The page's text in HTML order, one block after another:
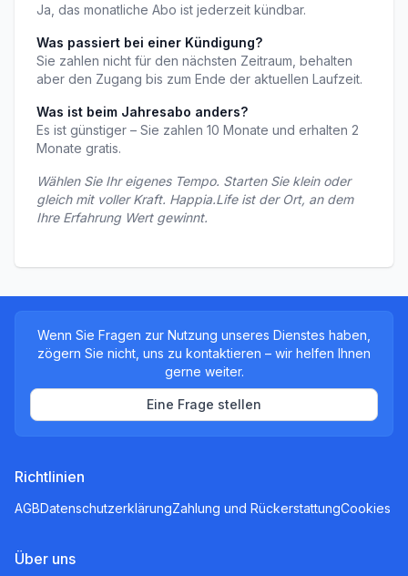
Ja, das monatliche Abo ist jederzeit kündbar.
Was passiert bei einer Kündigung?
Sie zahlen nicht für den nächsten Zeitraum, behalten
aber den Zugang bis zum Ende der aktuellen Laufzeit.
Was ist beim Jahresabo anders?
Es ist günstiger – Sie zahlen 10 Monate und erhalten 2
Monate gratis.
Wählen Sie Ihr eigenes Tempo. Starten Sie klein oder
gleich mit voller Kraft. Happia.Life ist der Ort, an dem
Ihre Erfahrung Wert gewinnt.
Richtlinien
AGBDatenschutzerklärungZahlung und RückerstattungCookies
Über uns
Wenn Sie Fragen zur Nutzung unseres Dienstes haben,
zögern Sie nicht, uns zu kontaktieren – wir helfen Ihnen
gerne weiter.
Eine Frage stellen